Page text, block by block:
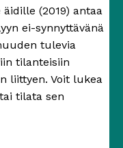
(2019) antaa
ei-synnyttävänä
tulevia
tilanteisiin
liittyen. Voit lukea
tilata sen